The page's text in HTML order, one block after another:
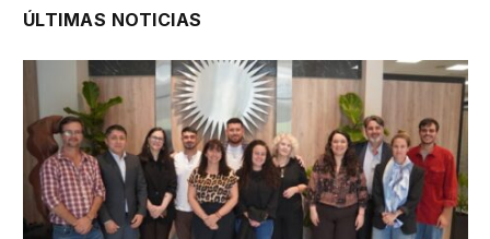
ÚLTIMAS NOTICIAS